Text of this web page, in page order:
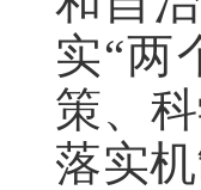
实“两
策、
落实